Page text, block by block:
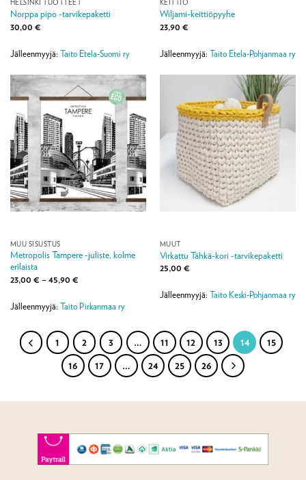
HELSINKI TUOTTEET
Norppa pipo -tarvikepaketti
30,00 €
Jälleenmyyjä: Taito Etela-Suomi ry
KEITTIÖ
Wiljami-keittiöpyyhe
23,90 €
Jälleenmyyjä: Taito Etela-Pohjanmaa ry
MUU SISUSTUS
Metropolis Tampere -juliste, kolme
erilaista
23,00 € – 45,90 €Hintaluokka:
45,90 €
Jälleenmyyjä: Taito Pirkanmaa ry
MUUT
Virkattu Tähkä-kori -tarvikepaketti
25,00 €
Jälleenmyyjä: Taito Keski-Pohjanmaa ry
1 2 3 … 11 12 13 14
15
16
17 … 24 25 26